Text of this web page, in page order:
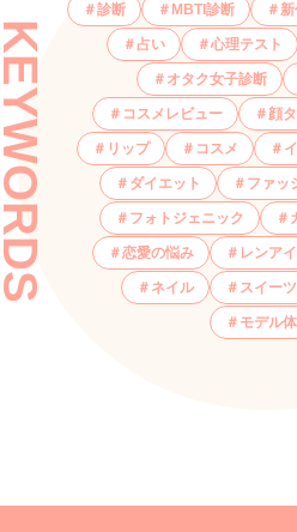
診断 MBTI診断 新
占い 心理テスト
オタク女子診断
コスメレビュー 顔
リップ コスメ
ダイエット ファッ
フォトジェニック
恋愛の悩み レンア
ネイル スイーツ
モデル